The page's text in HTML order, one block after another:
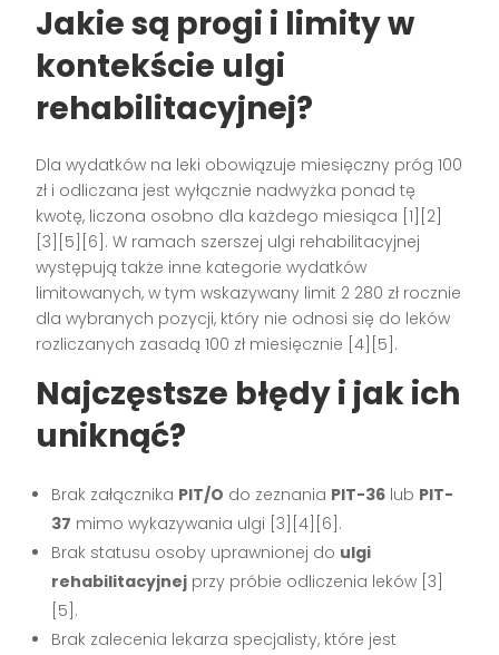
Jakie są progi i limity w
kontekście ulgi
rehabilitacyjnej?
Dla wydatków na leki obowiązuje miesięczny próg 100
zł i odliczana jest wyłącznie nadwyżka ponad tę
kwotę, liczona osobno dla każdego miesiąca [1][2]
[3][5][6]. W ramach szerszej ulgi rehabilitacyjnej
występują także inne kategorie wydatków
limitowanych, w tym wskazywany limit 2 280 zł rocznie
dla wybranych pozycji, który nie odnosi się do leków
rozliczanych zasadą 100 zł miesięcznie [4][5].
Najczęstsze błędy i jak ich
uniknąć?
Brak załącznika PIT/O do zeznania PIT-36 lub PIT-
37 mimo wykazywania ulgi [3][4][6].
Brak statusu osoby uprawnionej do ulgi
rehabilitacyjnej przy próbie odliczenia leków [3]
[5].
Brak zalecenia lekarza specjalisty, które jest